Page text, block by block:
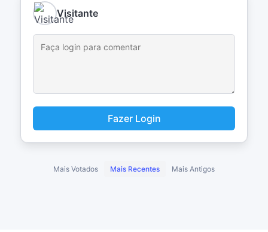
Visitante
Fazer Login
Mais Votados Mais Recentes Mais Antigos